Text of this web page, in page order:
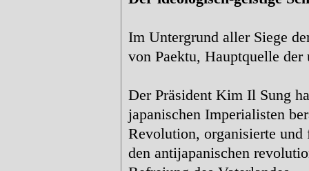
Im Untergrund aller Siege
von Paektu, Hauptquelle der
Der Präsident Kim Il Sung
japanischen Imperialisten
Revolution, organisierte und
den antijapanischen